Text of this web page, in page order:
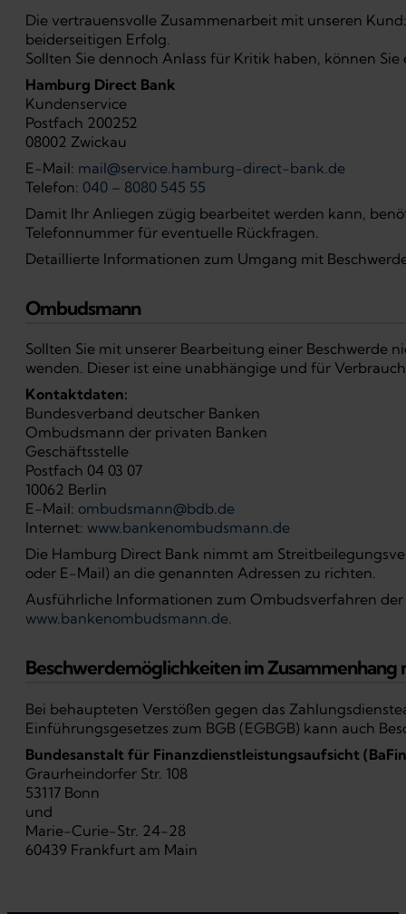
Die vertrauensvolle Zusammenarbeit mit unseren
beiderseitigen Erfolg.
Sollten Sie dennoch Anlass für Kritik haben, können
Hamburg Direct Bank
Kundenservice
Postfach 200252
08002 Zwickau
E-Mail: mail@service.hamburg-direct-bank.de
Telefon: 040 – 8080 545 55
Damit Ihr Anliegen zügig bearbeitet werden kann,
Telefonnummer für eventuelle Rückfragen.
Detaillierte Informationen zum Umgang mit
Ombudsmann
Sollten Sie mit unserer Bearbeitung einer Beschwerde
wenden. Dieser ist eine unabhängige und für
Kontaktdaten:
Bundesverband deutscher Banken
Ombudsmann der privaten Banken
Geschäftsstelle
Postfach 04 03 07
10062 Berlin
E-Mail: ombudsmann@bdb.de
Internet: www.bankenombudsmann.de
Die Hamburg Direct Bank nimmt am
oder E-Mail) an die genannten Adressen zu richten.
Ausführliche Informationen zum Ombudsverfahren
www.bankenombudsmann.de.
Beschwerdemöglichkeiten im Zusammenhang
Bei behaupteten Verstößen gegen das
Einführungsgesetzes zum BGB (EGBGB) kann auch
Bundesanstalt für Finanzdienstleistungsaufsicht
Graurheindorfer Str. 108
53117 Bonn
und
Marie-Curie-Str. 24-28
60439 Frankfurt am Main